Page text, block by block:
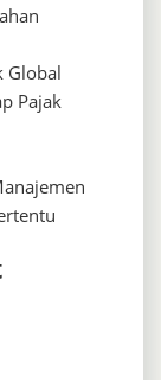
Global
Pajak